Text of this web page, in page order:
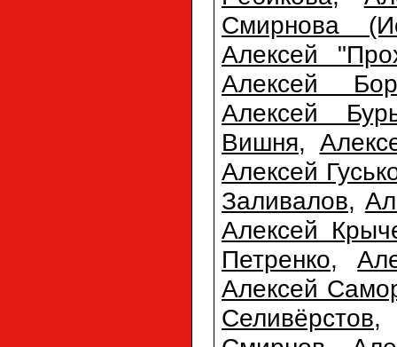
Смирнова
Алексей
Алексей
Алексей
Вишня,
Алексей
Заливалов,
Алексей
Петренко,
Алексей
Селивёрстов